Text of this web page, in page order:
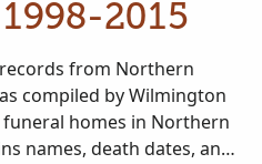
2015
from Northern
compiled by Wilmington
homes in Northern
names, death dates, and